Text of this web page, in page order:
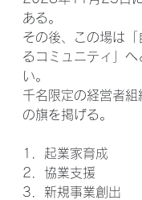
ある。
その後、この場は「
るコミュニティ」へ
い。
千名限定の経営者組
の旗を掲げる。
1．起業家育成
2．協業支援
3．新規事業創出